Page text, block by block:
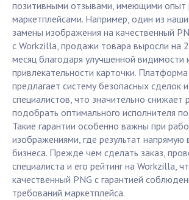
позитивными отзывами, имеющими опыт
маркетплейсами. Например, один из
замены изображения на качественный
с Workzilla, продажи товара выросли на
месяц благодаря улучшенной видимости
привлекательности карточки.
предлагает систему безопасных сделок
специалистов, что значительно снижает
подобрать оптимального исполнителя
Такие гарантии особенно важны при
изображениями, где результат напрямую
бизнеса. Прежде чем сделать заказ,
специалиста и его рейтинг на Workzilla,
качественный PNG с гарантией
требований маркетплейса.